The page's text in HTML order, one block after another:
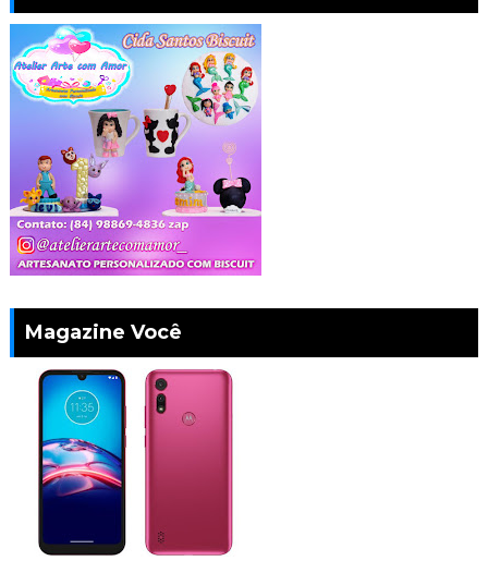
Magazine Você